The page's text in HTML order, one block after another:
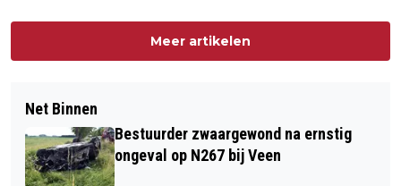
Meer artikelen
Net Binnen
Bestuurder zwaargewond na ernstig
ongeval op N267 bij Veen